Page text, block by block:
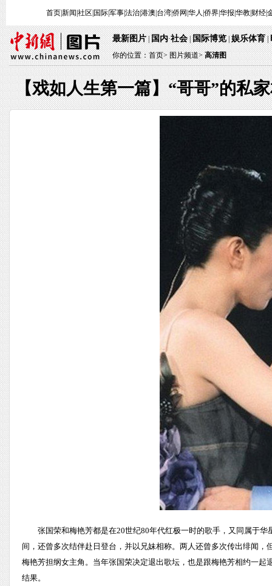
首页|新闻 社区 国际|军事|法治|港澳 台湾|侨网 华人 侨界|华报 华教| 财经|
最新图片|国内·社会|国际博览|娱乐体育|
你的位置：首页>图片频道> 高清图
【戏如人生第一篇】“哥哥”的私
张国荣和梅艳芳都是在20世纪80年代红极一时的歌手，又同属于
间，还曾多次结伴赴日登台，并以兄妹相称。两人还曾多次传出绯闻
梅艳芳担纲女主角。当年张国荣决定退出歌坛，也是跟梅艳芳相约一
结果。